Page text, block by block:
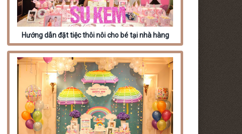
Hướng dẫn đặt tiệc thôi nôi cho bé tại nhà hàng